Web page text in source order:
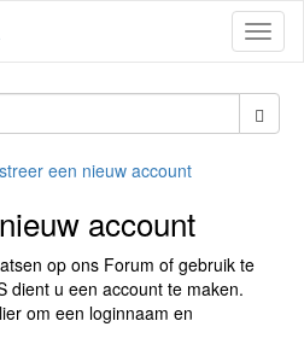
een nieuw account
account
op ons Forum of gebruik te
dient u een account te maken.
om een loginnaam en